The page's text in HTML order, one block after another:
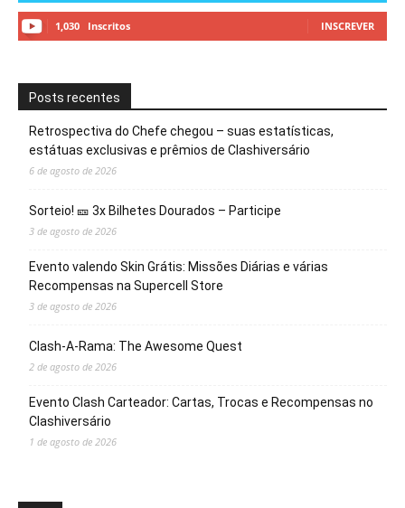
1,030 Inscritos INSCREVER
Posts recentes
Retrospectiva do Chefe chegou – suas estatísticas,
estátuas exclusivas e prêmios de Clashiversário
6 de agosto de 2026
Sorteio! 🎫 3x Bilhetes Dourados – Participe
3 de agosto de 2026
Evento valendo Skin Grátis: Missões Diárias e várias
Recompensas na Supercell Store
3 de agosto de 2026
Clash-A-Rama: The Awesome Quest
2 de agosto de 2026
Evento Clash Carteador: Cartas, Trocas e Recompensas no
Clashiversário
1 de agosto de 2026